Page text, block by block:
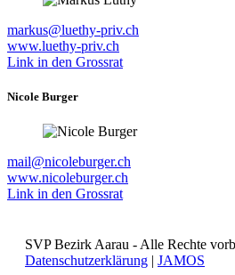
markus@luethy-priv.ch
www.luethy-priv.ch
Link in den Grossrat
Nicole Burger
mail@nicoleburger.ch
www.nicoleburger.ch
Link in den Grossrat
SVP Bezirk Aarau - Alle Rechte
Datenschutzerklärung | JAMOS